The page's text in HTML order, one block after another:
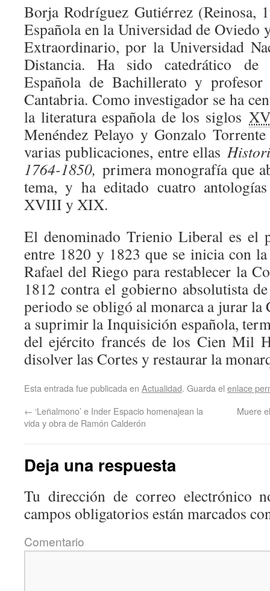
Borja Rodríguez Gutiérrez (Reinosa,
Española en la Universidad de Oviedo
Extraordinario, por la Universidad
Distancia. Ha sido catedrático
Española de Bachillerato y
Cantabria. Como investigador se ha
la literatura española de los siglos
Menéndez Pelayo y Gonzalo
varias publicaciones, entre ellas
1764-1850, primera monografía que
tema, y ha editado cuatro
XVIII y XIX.
El denominado Trienio Liberal es el
entre 1820 y 1823 que se inicia con
Rafael del Riego para restablecer la
1812 contra el gobierno absolutista
periodo se obligó al monarca a jurar
a suprimir la Inquisición española,
del ejército francés de los Cien Mil
disolver las Cortes y restaurar la
Esta entrada fue publicada en Actualidad. Guarda el enlace
← ‘Leñalmono’ e Inder Espacio homenajean la
vida y obra de Ramón Calderón
Muere
Deja una respuesta
Tu dirección de correo electrónico
campos obligatorios están marcados